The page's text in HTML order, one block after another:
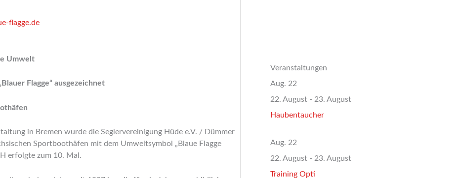
flagge.de
Umwelt
Flagge“ ausgezeichnet
in Bremen wurde die Seglervereinigung Hüde e.V. / Dümmer
Sportboothäfen mit dem Umweltsymbol „Blaue Flagge
erfolgte zum 10. Mal.
Veranstaltungen
Aug. 22
22. August - 23. August
Haubentaucher
Aug. 22
22. August - 23. August
Training Opti